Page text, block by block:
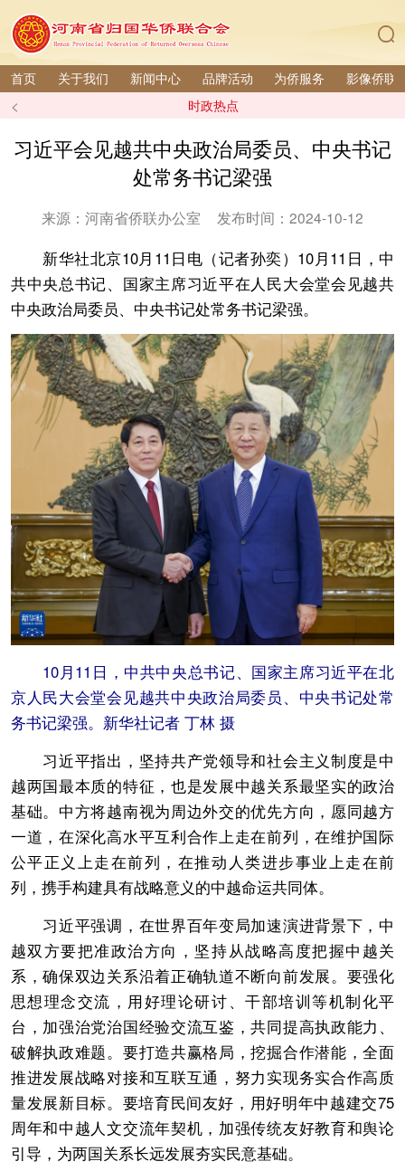
首页 关于我们 新闻中心 品牌活动 为侨服务 影像侨联
< 时政热点
习近平会见越共中央政治局委员、中央书记
处常务书记梁强
来源：河南省侨联办公室 发布时间：2024-10-12
新华社北京10月11日电（记者孙奕）10月11日，中
共中央总书记、国家主席习近平在人民大会堂会见越共
中央政治局委员、中央书记处常务书记梁强。
10月11日，中共中央总书记、国家主席习近平在北
京人民大会堂会见越共中央政治局委员、中央书记处常
务书记梁强。新华社记者 丁林 摄
习近平指出，坚持共产党领导和社会主义制度是中
越两国最本质的特征，也是发展中越关系最坚实的政治
基础。中方将越南视为周边外交的优先方向，愿同越方
一道，在深化高水平互利合作上走在前列，在维护国际
公平正义上走在前列，在推动人类进步事业上走在前
列，携手构建具有战略意义的中越命运共同体。
习近平强调，在世界百年变局加速演进背景下，中
越双方要把准政治方向，坚持从战略高度把握中越关
系，确保双边关系沿着正确轨道不断向前发展。要强化
思想理念交流，用好理论研讨、干部培训等机制化平
台，加强治党治国经验交流互鉴，共同提高执政能力、
破解执政难题。要打造共赢格局，挖掘合作潜能，全面
推进发展战略对接和互联互通，努力实现务实合作高质
量发展新目标。要培育民间友好，用好明年中越建交75
周年和中越人文交流年契机，加强传统友好教育和舆论
引导，为两国关系长远发展夯实民意基础。